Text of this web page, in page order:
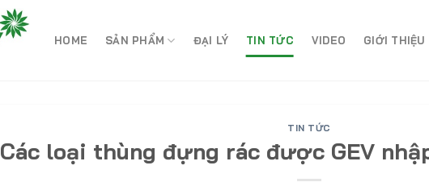
HOME SẢN PHẨM ĐẠI LÝ TIN TỨC VIDEO GIỚI THIỆU
TIN TỨC
Các loại thùng đựng rác được GEV